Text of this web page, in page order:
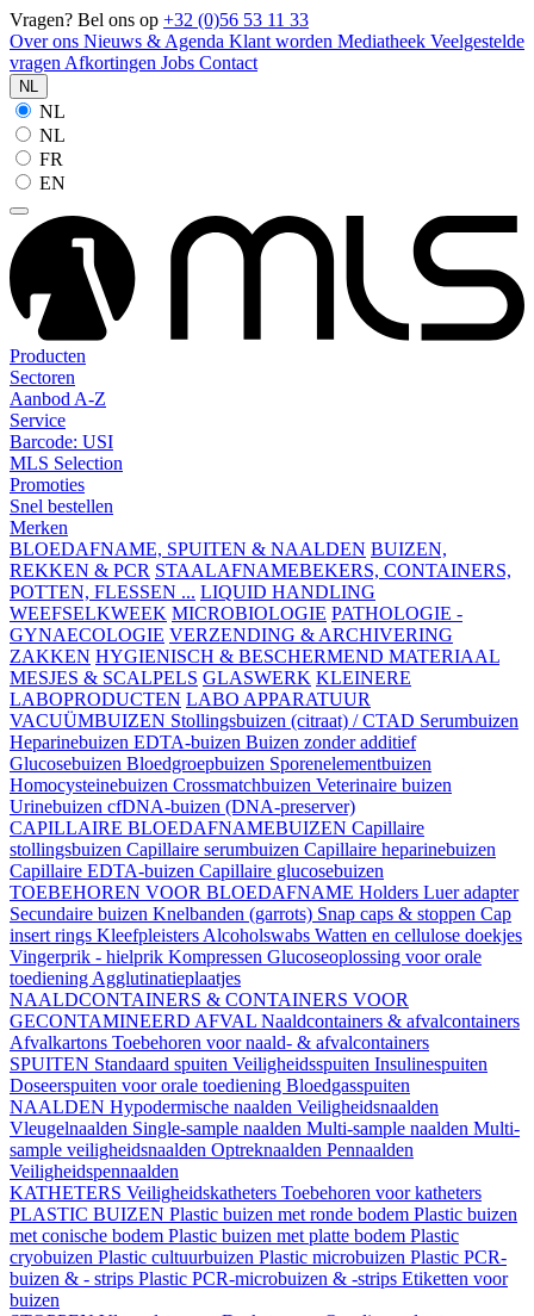
Vragen? Bel ons op +32 (0)56 53 11 33
Over ons Nieuws & Agenda Klant worden Mediatheek Veelgestelde
vragen Afkortingen Jobs Contact
NL
NL
NL
FR
EN
Producten
Sectoren
Aanbod A-Z
Service
Barcode: USI
MLS Selection
Promoties
Snel bestellen
Merken
BLOEDAFNAME, SPUITEN & NAALDEN BUIZEN,
REKKEN & PCR STAALAFNAMEBEKERS, CONTAINERS,
POTTEN, FLESSEN ... LIQUID HANDLING
WEEFSELKWEEK MICROBIOLOGIE PATHOLOGIE -
GYNAECOLOGIE VERZENDING & ARCHIVERING
ZAKKEN HYGIENISCH & BESCHERMEND MATERIAAL
MESJES & SCALPELS GLASWERK KLEINERE
LABOPRODUCTEN LABO APPARATUUR
VACUÜMBUIZEN Stollingsbuizen (citraat) / CTAD Serumbuizen
Heparinebuizen EDTA-buizen Buizen zonder additief
Glucosebuizen Bloedgroepbuizen Sporenelementbuizen
Homocysteinebuizen Crossmatchbuizen Veterinaire buizen
Urinebuizen cfDNA-buizen (DNA-preserver)
CAPILLAIRE BLOEDAFNAMEBUIZEN Capillaire
stollingsbuizen Capillaire serumbuizen Capillaire heparinebuizen
Capillaire EDTA-buizen Capillaire glucosebuizen
TOEBEHOREN VOOR BLOEDAFNAME Holders Luer adapter
Secundaire buizen Knelbanden (garrots) Snap caps & stoppen Cap
insert rings Kleefpleisters Alcoholswabs Watten en cellulose doekjes
Vingerprik - hielprik Kompressen Glucoseoplossing voor orale
toediening Agglutinatieplaatjes
NAALDCONTAINERS & CONTAINERS VOOR
GECONTAMINEERD AFVAL Naaldcontainers & afvalcontainers
Afvalkartons Toebehoren voor naald- & afvalcontainers
SPUITEN Standaard spuiten Veiligheidsspuiten Insulinespuiten
Doseerspuiten voor orale toediening Bloedgasspuiten
NAALDEN Hypodermische naalden Veiligheidsnaalden
Vleugelnaalden Single-sample naalden Multi-sample naalden Multi-
sample veiligheidsnaalden Optreknaalden Pennaalden
Veiligheidspennaalden
KATHETERS Veiligheidskatheters Toebehoren voor katheters
PLASTIC BUIZEN Plastic buizen met ronde bodem Plastic buizen
met conische bodem Plastic buizen met platte bodem Plastic
cryobuizen Plastic cultuurbuizen Plastic microbuizen Plastic PCR-
buizen & - strips Plastic PCR-microbuizen & -strips Etiketten voor
buizen